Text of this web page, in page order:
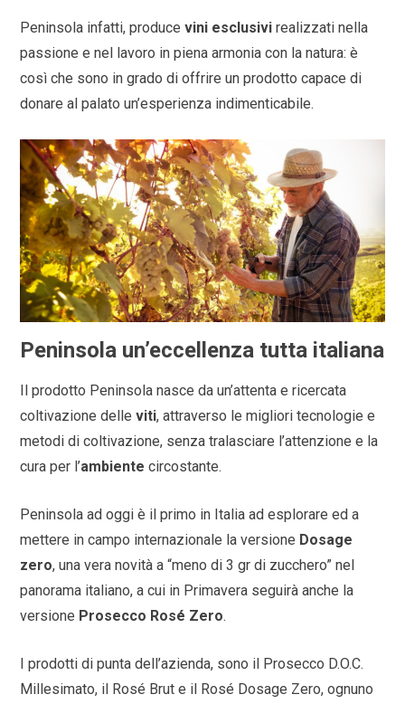
Peninsola infatti, producevini esclusivi realizzati nella
passione e nel lavoro in piena armonia con la natura: è
così che sono in grado di offrire un prodotto capace di
donare al palato un’esperienza indimenticabile.
Peninsola un’eccellenza tutta italiana
Il prodotto Peninsola nasce da un’attenta e ricercata
coltivazione delleviti, attraverso le migliori tecnologie e
metodi di coltivazione, senza tralasciare l’attenzione e la
cura per l’ambiente circostante.
Peninsola ad oggi è il primo in Italia ad esplorare ed a
mettere in campo internazionale la versione Dosage
zero, una vera novità a “meno di 3 gr di zucchero” nel
panorama italiano, a cui in Primavera seguirà anche la
versione Prosecco Rosé Zero.
I prodotti di punta dell’azienda, sono il Prosecco D.O.C.
Millesimato, il Rosé Brut e il Rosé Dosage Zero, ognuno